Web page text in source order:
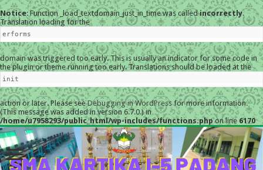
Notice: Function _load_textdomain_just_in_time was calledincorrectly.
Translation loading for the
erforms
domain was triggered too early. This is usually an indicator for some code in
the plugin or theme running too early. Translations should be loaded at the
init
action or later. Please seeDebugging in WordPressfor more information.
(This message was added in version 6.7.0.) in
/home/u7958293/public_html/wp-includes/functions.phpon line 6170